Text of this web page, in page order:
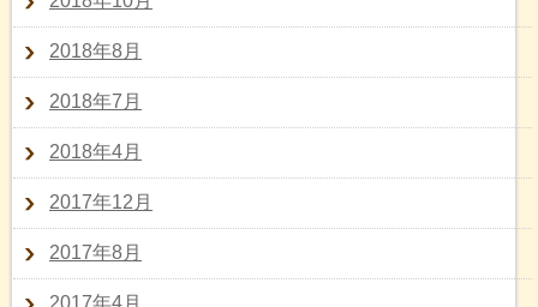
2018年8月
2018年7月
2018年4月
2017年12月
2017年8月
2017年4月